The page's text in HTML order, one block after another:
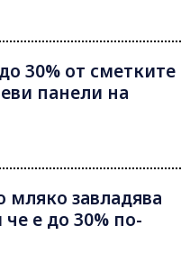
30% от сметките
панели на
мляко завладява
е до 30% по-